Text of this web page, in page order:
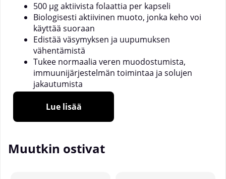
500 µg aktiivista folaattia per kapseli
Biologisesti aktiivinen muoto, jonka keho voi
käyttää suoraan
Edistää väsymyksen ja uupumuksen
vähentämistä
Tukee normaalia veren muodostumista,
immuunijärjestelmän toimintaa ja solujen
jakautumista
60 kapselia, huolellisesti tasapainotettu
päivittäinen annostus
Tämä tekee tuotteesta harkitun vaihtoehdon sinulle,
päivittäistä rutiinia.
Lue lisää
Muutkin ostivat